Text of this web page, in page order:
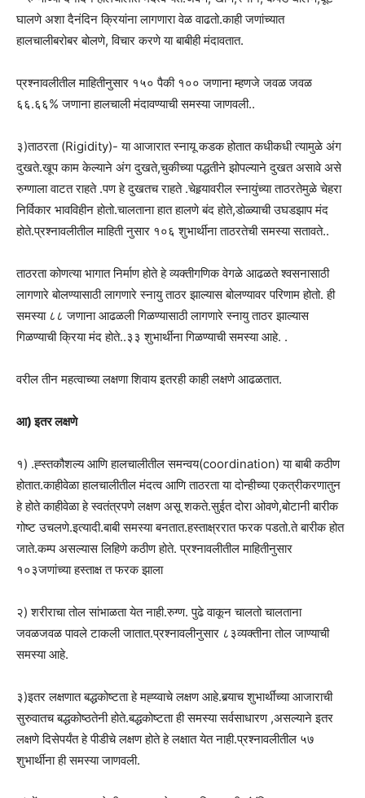
घालणे अशा दैनंदिन क्रियांना लागणारा वेळ वाढतो.काही जणांच्यात
हालचालीबरोबर बोलणे, विचार करणे या बाबीही मंदावतात.
प्रश्नावलीतील माहितीनुसार १५० पैकी १०० जणाना म्हणजे जवळ जवळ
६६.६६% जणाना हालचाली मंदावण्याची समस्या जाणवली..
३)ताठरता (Rigidity)- या आजारात स्नायू कडक होतात कधीकधी त्यामुळे अंग
दुखते.खूप काम केल्याने अंग दुखते,चुकीच्या पद्धतीने झोपल्याने दुखत असावे असे
रुग्णाला वाटत राहते .पण हे दुखतच राहते .चेहर्‍यावरील स्नायुंच्या ताठरतेमुळे चेहरा
निर्विकार भावविहीन होतो.चालताना हात हालणे बंद होते,डोळ्याची उघडझाप मंद
होते.प्रश्नावलीतील माहिती नुसार १०६ शुभार्थीना ताठरतेची समस्या सतावते..
ताठरता कोणत्या भागात निर्माण होते हे व्यक्तीगणिक वेगळे आढळते श्वसनासाठी
लागणारे बोलण्यासाठी लागणारे स्नायु ताठर झाल्यास बोलण्यावर परिणाम होतो. ही
समस्या ८८ जणाना आढळली गिळण्यासाठी लागणारे स्नायु ताठर झाल्यास
गिळण्याची क्रिया मंद होते..३३ शुभार्थीना गिळण्याची समस्या आहे. .
वरील तीन महत्वाच्या लक्षणा शिवाय इतरही काही लक्षणे आढळतात.
आ) इतर लक्षणे
१) .ह्स्तकौशल्य आणि हालचालीतील समन्वय(coordination) या बाबी कठीण
होतात.काहीवेळा हालचालीतील मंदत्व आणि ताठरता या दोन्हीच्या एकत्रीकरणातुन
हे होते काहीवेळा हे स्वतंत्रपणे लक्षण असू शकते.सुईत दोरा ओवणे,बोटानी बारीक
गोष्ट उचलणे.इत्यादी.बाबी समस्या बनतात.हस्ताक्ष्ररात फरक पडतो.ते बारीक होत
जाते.कम्प असल्यास लिहिणे कठीण होते. प्रश्नावलीतील माहितीनुसार
१०३जणांच्या हस्ताक्ष त फरक झाला
२) शरीराचा तोल सांभाळता येत नाही.रुग्ण. पुढे वाकून चालतो चालताना
जवळजवळ पावले टाकली जातात.प्रश्नावलीनुसार ८३व्यक्तीना तोल जाण्याची
समस्या आहे.
३)इतर लक्षणात बद्धकोष्टता हे मह्य्वाचे लक्षण आहे.बर्‍याच शुभार्थींच्या आजाराची
सुरुवातच बद्धकोष्ठतेनी होते.बद्धकोष्टता ही समस्या सर्वसाधारण ,असल्याने इतर
लक्षणे दिसेपर्यंत हे पीडीचे लक्षण होते हे लक्षात येत नाही.प्रश्नावलीतील ५७
शुभार्थीना ही समस्या जाणवली.